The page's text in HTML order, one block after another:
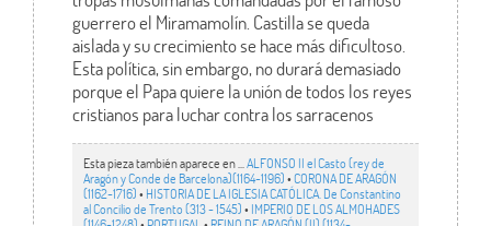
guerrero el Miramamolín. Castilla se queda
aislada y su crecimiento se hace más dificultoso.
Esta política, sin embargo, no durará demasiado
porque el Papa quiere la unión de todos los reyes
cristianos para luchar contra los sarracenos
Esta pieza también aparece en ... ALFONSO II el Casto (rey de
Aragón y Conde de Barcelona)(1164-1196)•CORONA DE ARAGÓN
(1162-1716)• HISTORIA DE LA IGLESIA CATÓLICA. De Constantino
al Concilio de Trento (313 - 1545)• IMPERIO DE LOS ALMOHADES